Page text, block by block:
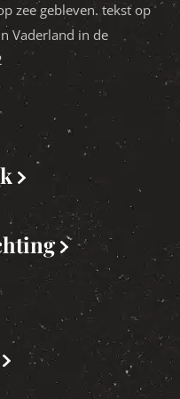
zee gebleven. tekst op
Vaderland in de